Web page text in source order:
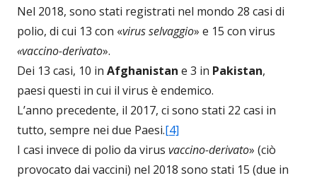
Nel 2018, sono stati registrati nel mondo 28 casi di
polio, di cui 13 con «virus selvaggio» e 15 con virus
«vaccino-derivato».
Dei 13 casi, 10 in Afghanistan e 3 in Pakistan,
paesi questi in cui il virus è endemico.
L’anno precedente, il 2017, ci sono stati 22 casi in
tutto, sempre nei due Paesi.[4]
I casi invece di polio da virus vaccino-derivato» (ciò
provocato dai vaccini) nel 2018 sono stati 15 (due in